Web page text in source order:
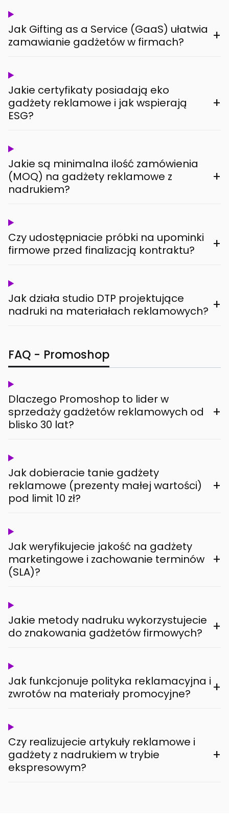
Jak Gifting as a Service (GaaS) ułatwia
zamawianie gadżetów w firmach?
+
Jakie certyfikaty posiadają eko
gadżety reklamowe i jak wspierają
ESG?
+
Jakie są minimalna ilość zamówienia
(MOQ) na gadżety reklamowe z
nadrukiem?
+
Czy udostępniacie próbki na upominki
firmowe przed finalizacją kontraktu?
+
Jak działa studio DTP projektujące
nadruki na materiałach reklamowych? +
FAQ - Promoshop
Dlaczego Promoshop to lider w
sprzedaży gadżetów reklamowych od
blisko 30 lat?
+
Jak dobieracie tanie gadżety
reklamowe (prezenty małej wartości)
pod limit 10 zł?
+
Jak weryfikujecie jakość na gadżety
marketingowe i zachowanie terminów
(SLA)?
+
Jakie metody nadruku wykorzystujecie
do znakowania gadżetów firmowych?
+
Jak funkcjonuje polityka reklamacyjna i
zwrotów na materiały promocyjne?
+
Czy realizujecie artykuły reklamowe i
gadżety z nadrukiem w trybie
ekspresowym?
+